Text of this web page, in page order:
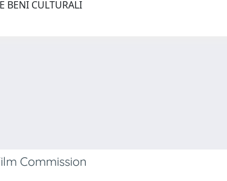
BENI CULTURALI
Commission